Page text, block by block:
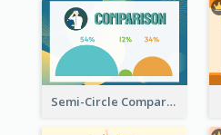
Semi-Circle Comparison